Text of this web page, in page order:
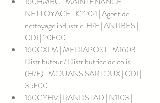
NETTOYAGE | K2204 | Agent de
nettoyage industriel H/F | ANTIBES |
CDI | 20h00
160GXLM | MEDIAPOST | M1603 |
Distributeur / Distributrice de colis
(H/F) | MOUANS SARTOUX | CDI |
35h00
160GYHV | RANDSTAD | N1103 |